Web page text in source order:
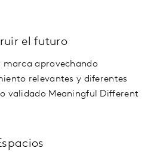
el futuro
aprovechando
relevantes y diferentes
validado Meaningful Different